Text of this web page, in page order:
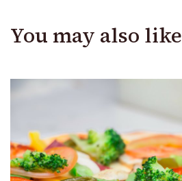
You may also like